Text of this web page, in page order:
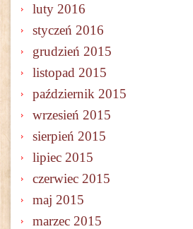
luty 2016
styczeń 2016
grudzień 2015
listopad 2015
październik 2015
wrzesień 2015
sierpień 2015
lipiec 2015
czerwiec 2015
maj 2015
marzec 2015